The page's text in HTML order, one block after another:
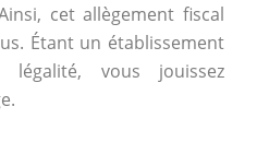
cet allègement fiscal
Étant un établissement
vous jouissez